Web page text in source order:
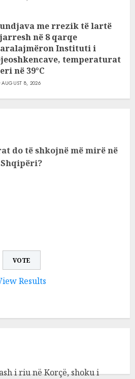
me rrezik të lartë
në 8 qarqe
Instituti i
temperaturat
në 39°C
AUGUST 8, 2026
do të shkojnë më mirë në
Shqipëri?
Results
i riu në Korçë, shoku i